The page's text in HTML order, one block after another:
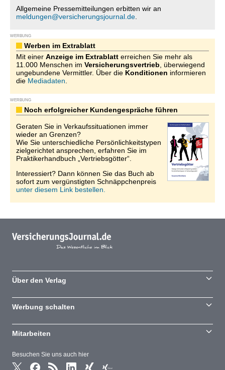
Allgemeine Pressemitteilungen erbitten wir an
meldungen@versicherungsjournal.de
WERBUNG
Werben im Extrablatt
Mit einer Anzeige im Extrablatt erreichen Sie mehr als
11.000 Menschen im Versicherungsvertrieb , überwiegend
ungebundene Vermittler. Über die Konditionen informieren
die Mediadaten
WERBUNG
Noch erfolgreicher Kundengespräche führen
Geraten Sie in Verkaufssituationen immer
wieder an Grenzen?
Wie Sie unterschiedliche Persönlichkeitstypen
zielgerichtet ansprechen, erfahren Sie im
Praktikerhandbuch „Vertriebsgötter“.
Interessiert? Dann können Sie das Buch ab
sofort zum vergünstigten Schnäppchenpreis
unter diesem Link bestellen.
Besuchen Sie uns auch hier
Über den Verlag
Werbung schalten
Mitarbeiten